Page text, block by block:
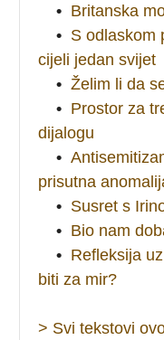
• Britanska
• S odlaskom
cijeli jedan svijet
• Želim li da
• Prostor za
dijalogu
•
prisutna
• Susret s
• Bio nam
• Refleksija
biti za mir?
> Svi tekstovi